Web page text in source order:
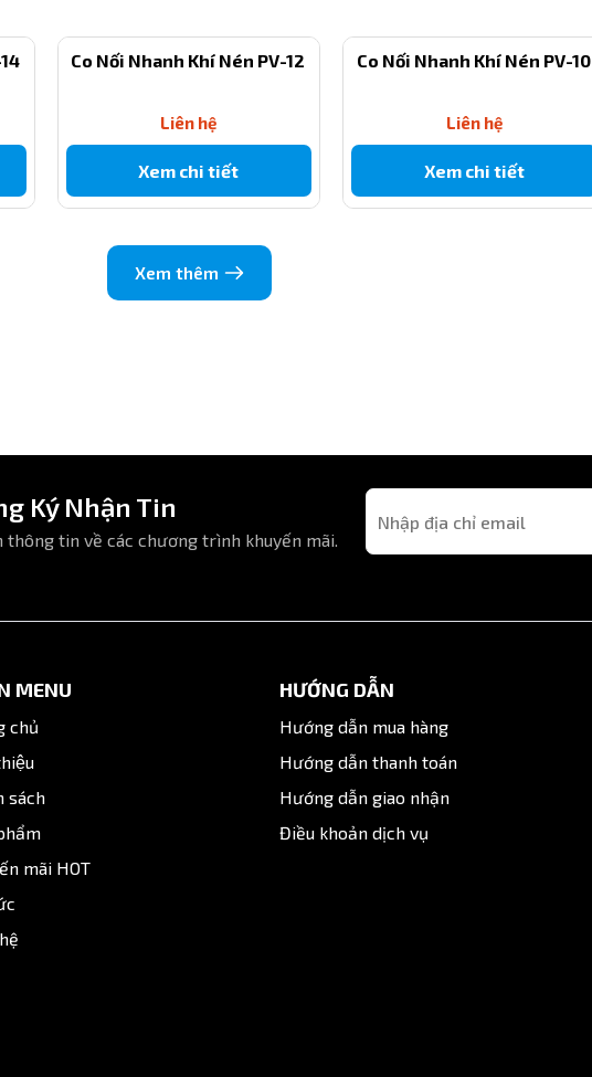
Co Nối Nhanh Khí Nén PV-12
Liên hệ
Xem chi tiết
Co Nối Nhanh Khí Nén PV-10
Liên hệ
Xem chi tiết
Xem thêm
Ký Nhận Tin
thông tin về các chương trình khuyến mãi.
MENU
chủ
sách
mãi HOT
HƯỚNG DẪN
Hướng dẫn mua hàng
Hướng dẫn thanh toán
Hướng dẫn giao nhận
Điều khoản dịch vụ